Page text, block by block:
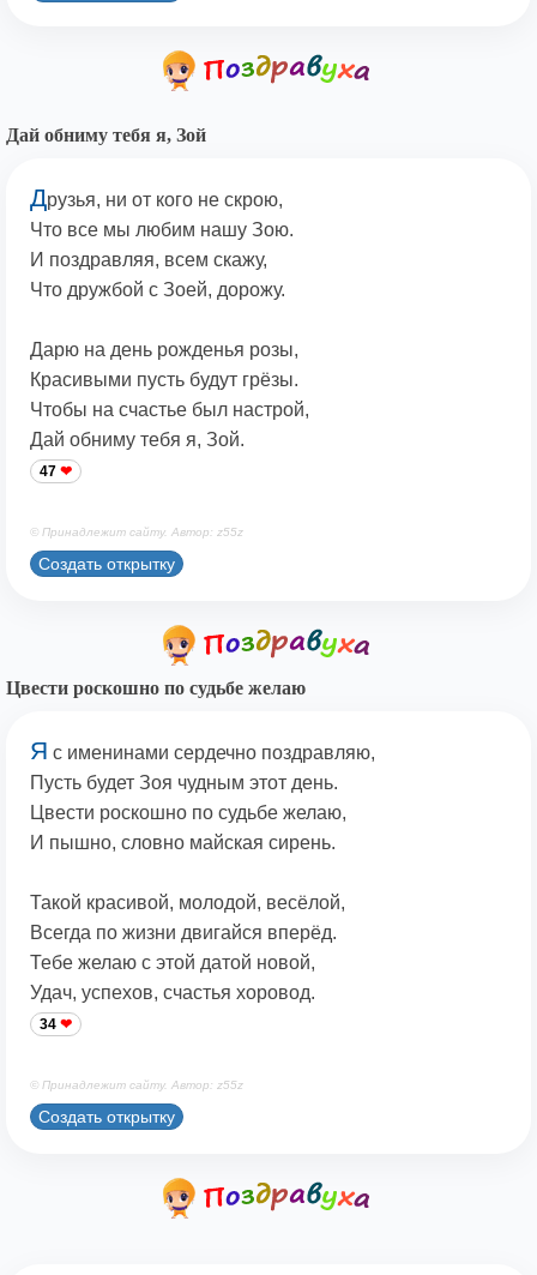
Дай обниму тебя я, Зой
Друзья, ни от кого не скрою,
Что все мы любим нашу Зою.
И поздравляя, всем скажу,
Что дружбой с Зоей, дорожу.
Дарю на день рожденья розы,
Красивыми пусть будут грёзы.
Чтобы на счастье был настрой,
Дай обниму тебя я, Зой.
47
© Принадлежит сайту. Автор: z55z
Создать открытку
Цвести роскошно по судьбе желаю
Я с именинами сердечно поздравляю,
Пусть будет Зоя чудным этот день.
Цвести роскошно по судьбе желаю,
И пышно, словно майская сирень.
Такой красивой, молодой, весёлой,
Всегда по жизни двигайся вперёд.
Тебе желаю с этой датой новой,
Удач, успехов, счастья хоровод.
34
© Принадлежит сайту. Автор: z55z
Создать открытку